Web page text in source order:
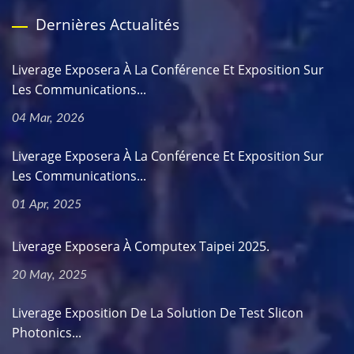
Dernières Actualités
Liverage Exposera À La Conférence Et Exposition Sur
Les Communications...
04 Mar, 2026
Liverage Exposera À La Conférence Et Exposition Sur
Les Communications...
01 Apr, 2025
Liverage Exposera À Computex Taipei 2025.
20 May, 2025
Liverage Exposition De La Solution De Test Slicon
Photonics...